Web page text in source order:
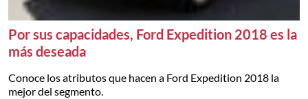
Por sus capacidades, Ford Expedition 2018 es la
más deseada
Conoce los atributos que hacen a Ford Expedition 2018 la
mejor del segmento.